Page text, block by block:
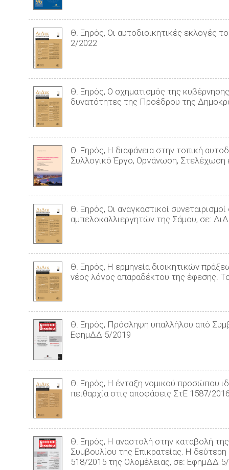
Θ. Ξηρός, Οι αυτοδιοικητικές εκλογές
2/2022
Θ. Ξηρός, Ο σχηματισμός της
δυνατότητες της Προέδρου της
Θ. Ξηρός, Η διαφάνεια στην τοπική
Συλλογικό Έργο, Οργάνωση, Στελέχωση
Θ. Ξηρός, Οι αναγκαστικοί
αμπελοκαλλιεργητών της Σάμου, σε:
Θ. Ξηρός, Η ερµηνεία διοικητικών
νέος λόγος απαραδέκτου της έφεσης.
Θ. Ξηρός, Πρόσληψη υπαλλήλου από
ΕφημΔΔ 5/2019
Θ. Ξηρός, Η ένταξη νομικού προσώπου
πειθαρχία στις αποφάσεις ΣτΕ 1587/
Θ. Ξηρός, Η αναστολή στην καταβολή
Συμβουλίου της Επικρατείας. Η
518/2015 της Ολομέλειας, σε: ΕφημΔΔ